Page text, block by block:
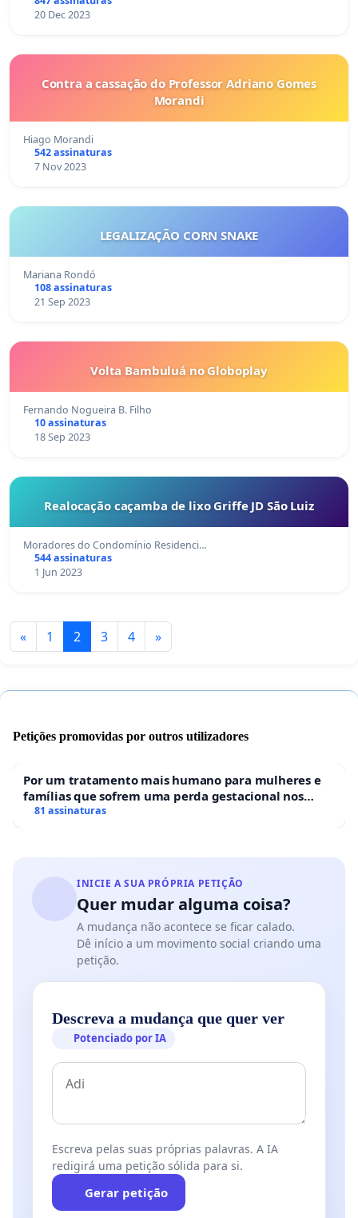
20 Dec 2023
Contra a cassação do Professor Adriano Gomes
Morandi
Hiago Morandi
542 assinaturas
7 Nov 2023
LEGALIZAÇÃO CORN SNAKE
Mariana Rondó
108 assinaturas
21 Sep 2023
Volta Bambuluá no Globoplay
Fernando Nogueira B. Filho
10 assinaturas
18 Sep 2023
Realocação caçamba de lixo Griffe JD São Luiz
Moradores do Condomínio Residenci…
544 assinaturas
1 Jun 2023
« 1 2 3 4 »
Petições promovidas por outros utilizadores
Por um tratamento mais humano para mulheres e
famílias que sofrem uma perda gestacional nos
hospitais portugueses
81 assinaturas
INICIE A SUA PRÓPRIA PETIÇÃO
Quer mudar alguma coisa?
A mudança não acontece se ficar calado.
Dê início a um movimento social criando uma
petição.
Descreva a mudança que quer ver
Potenciado por IA
Escreva pelas suas próprias palavras. A IA
redigirá uma petição sólida para si.
Gerar petição